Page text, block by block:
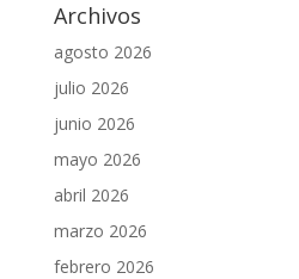
Archivos
agosto 2026
julio 2026
junio 2026
mayo 2026
abril 2026
marzo 2026
febrero 2026